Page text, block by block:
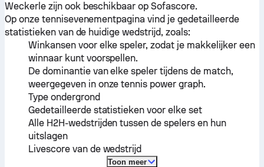
Weckerlezijn ook beschikbaar op Sofascore.
Op onze tennisevenementpagina vind je gedetailleerde
statistieken van de huidige wedstrijd, zoals:
Winkansen voor elke speler, zodat je makkelijker een
winnaar kunt voorspellen.
De dominantie van elke speler tijdens de match,
weergegeven in onze tennis power graph.
Type ondergrond
Gedetailleerde statistieken voor elke set
Alle H2H-wedstrijden tussen de spelers en hun
uitslagen
Livescore van de wedstrijd
Toon meer